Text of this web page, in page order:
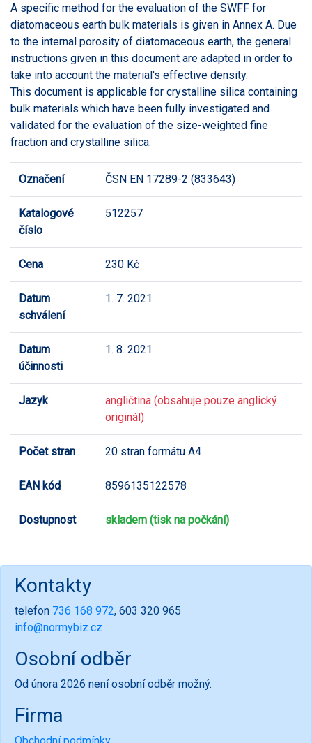
A specific method for the evaluation of the SWFF for
diatomaceous earth bulk materials is given in Annex A. Due
to the internal porosity of diatomaceous earth, the general
instructions given in this document are adapted in order to
take into account the material's effective density.
This document is applicable for crystalline silica containing
bulk materials which have been fully investigated and
validated for the evaluation of the size-weighted fine
fraction and crystalline silica.
Označení ČSN EN 17289-2 (833643)
Katalogové
číslo
512257
Cena 230 Kč
Datum
schválení
1. 7. 2021
Datum
účinnosti
1. 8. 2021
Jazyk
angličtina (obsahuje pouze anglický
originál)
Počet stran 20 stran formátu A4
EAN kód 8596135122578
Dostupnost skladem (tisk na počkání)
Kontakty
telefon 736 168 972, 603 320 965
info@normybiz.cz
Osobní odběr
Od února 2026 není osobní odběr možný.
Firma
Obchodní podmínky